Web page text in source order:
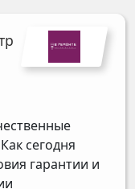
сегодня
гарантии и